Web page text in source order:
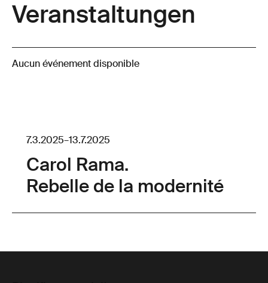
Veranstaltungen
Aucun événement disponible
7.3.2025–13.7.2025
Carol Rama.
Rebelle de la modernité